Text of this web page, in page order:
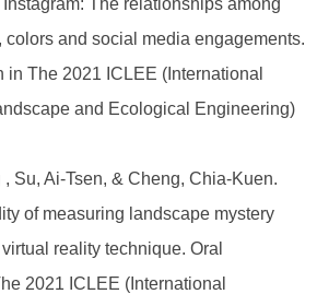
The relationships among
colors and social media engagements.
in The 2021 ICLEE (International
and Ecological Engineering)
Su, Ai-Tsen, & Cheng, Chia-Kuen.
of measuring landscape mystery
reality technique. Oral
2021 ICLEE (International